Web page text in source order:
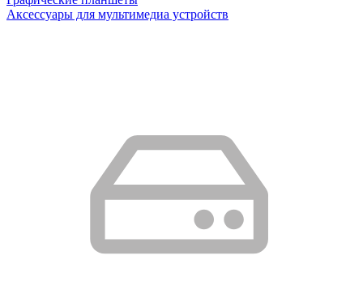
Аксессуары для мультимедиа устройств